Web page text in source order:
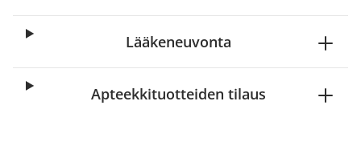
Lääkeneuvonta
Apteekkituotteiden tilaus